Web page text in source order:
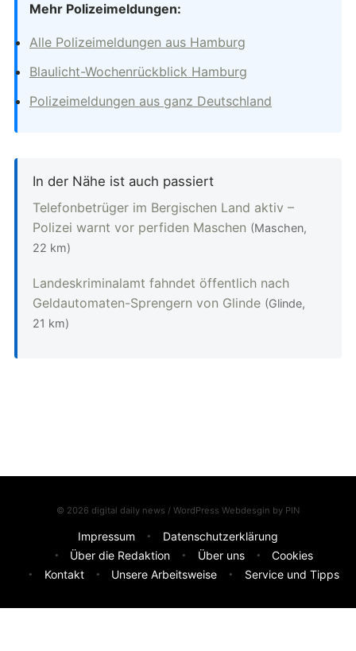
Mehr Polizeimeldungen:
Alle Polizeimeldungen aus Hamburg
Blaulicht-Wochenrückblick Hamburg
Polizeimeldungen aus ganz Deutschland
In der Nähe ist auch passiert
Telefonbetrüger im Bergischen Land aktiv –
Polizei warnt vor perfiden Maschen (Maschen,
22 km)
Landeskriminalamt fahndet öffentlich nach
Geldautomaten-Sprengern von Glinde (Glinde,
21 km)
© 2026 digital daily news / WordPress Webdesgin by PIN
Impressum
Datenschutzerklärung
Über die Redaktion
Über uns
Cookies
Kontakt
Unsere Arbeitsweise Service und Tipps